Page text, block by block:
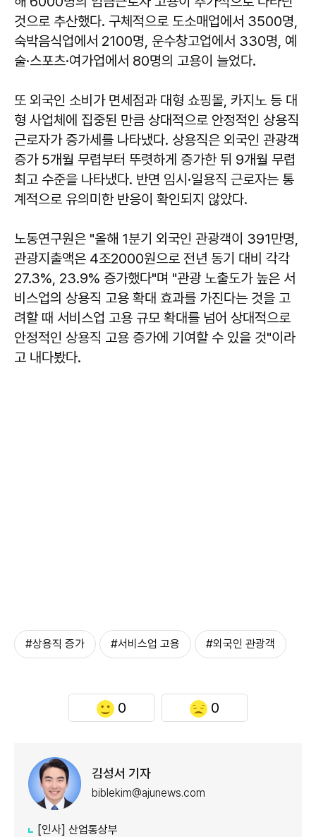
것으로 추산했다. 구체적으로 도소매업에서 3500명,
숙박음식업에서 2100명, 운수창고업에서 330명, 예
술·스포츠·여가업에서 80명의 고용이 늘었다.
또 외국인 소비가 면세점과 대형 쇼핑몰, 카지노 등 대
형 사업체에 집중된 만큼 상대적으로 안정적인 상용직
근로자가 증가세를 나타냈다. 상용직은 외국인 관광객
증가 5개월 무렵부터 뚜렷하게 증가한 뒤 9개월 무렵
최고 수준을 나타냈다. 반면 임시·일용직 근로자는 통
계적으로 유의미한 반응이 확인되지 않았다.
노동연구원은 "올해 1분기 외국인 관광객이 391만명,
관광지출액은 4조2000원으로 전년 동기 대비 각각
27.3%, 23.9% 증가했다"며 "관광 노출도가 높은 서
비스업의 상용직 고용 확대 효과를 가진다는 것을 고
려할 때 서비스업 고용 규모 확대를 넘어 상대적으로
안정적인 상용직 고용 증가에 기여할 수 있을 것"이라
고 내다봤다.
#상용직 증가 #서비스업 고용 #외국인 관광객
0 0
김성서 기자
biblekim@ajunews.com
[인사] 산업통상부